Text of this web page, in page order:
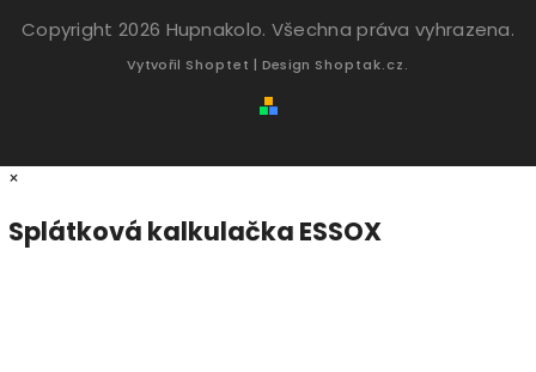
Copyright 2026 Hupnakolo. Všechna práva vyhrazena.
Vytvořil Shoptet | Design Shoptak.cz.
×
Splátková kalkulačka ESSOX